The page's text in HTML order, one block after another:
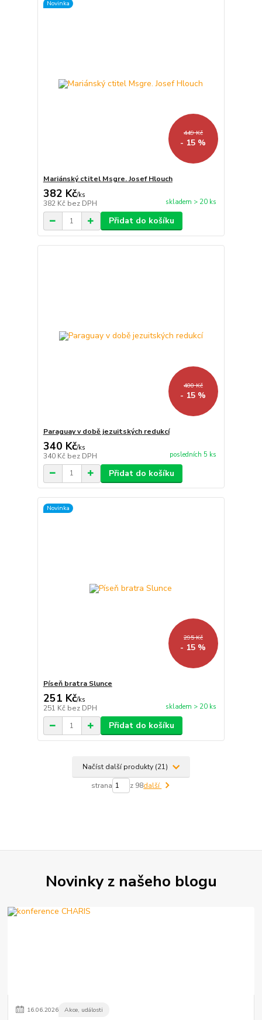
Novinka
449 Kč
- 15 %
Mariánský ctitel Msgre. Josef Hlouch
382 Kč/ks
382 Kč bez DPH skladem > 20 ks
Přidat do košíku
400 Kč
- 15 %
Paraguay v době jezuitských redukcí
340 Kč/ks
340 Kč bez DPH posledních 5 ks
Přidat do košíku
Novinka
295 Kč
- 15 %
Píseň bratra Slunce
251 Kč/ks
251 Kč bez DPH skladem > 20 ks
Přidat do košíku
Načíst další produkty (21)
strana z 98další
Novinky z našeho blogu
16.06.2026 Akce, události